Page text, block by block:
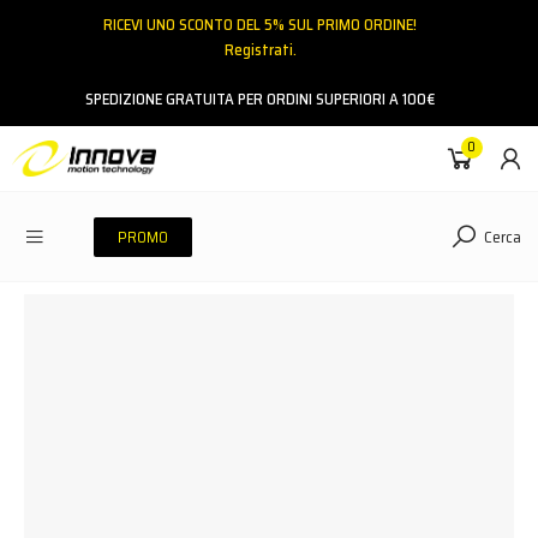
RICEVI UNO SCONTO DEL 5% SUL PRIMO ORDINE!
Registrati.
SPEDIZIONE GRATUITA PER ORDINI SUPERIORI A 100€
0
PROMO Cerca